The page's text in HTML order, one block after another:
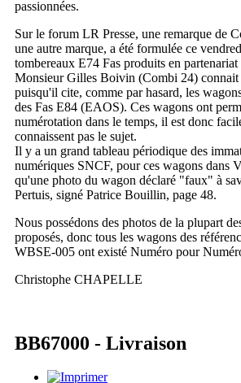
passionnées.
Sur le forum LR Presse, une remarque de
une autre marque, a été formulée ce
tombereaux E74 Fas produits en
Monsieur Gilles Boivin (Combi 24) connait
puisqu'il cite, comme par hasard, les
des Fas E84 (EAOS). Ces wagons ont
numérotation dans le temps, il est donc
connaissent pas le sujet.
Il y a un grand tableau périodique des
numériques SNCF, pour ces wagons dans
qu'une photo du wagon déclaré "faux" à
Pertuis, signé Patrice Bouillin, page 48.
Nous possédons des photos de la plupart
proposés, donc tous les wagons des
WBSE-005 ont existé Numéro pour
Christophe CHAPELLE
BB67000 - Livraison